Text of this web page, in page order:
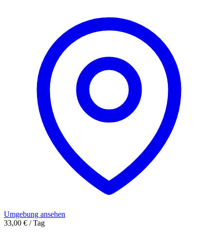
Umgebung ansehen
33,00 € / Tag